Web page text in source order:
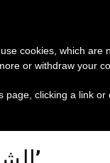
cookies, which
or withdraw your
page, clicking a link